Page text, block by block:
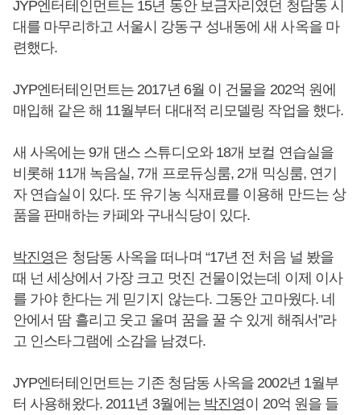
JYP엔터테인먼트는 15년 동안 보금자리였던 청담동 시
대를 마무리하고 서울시 강동구 성내동에 새 사옥을 마
련했다.
JYP엔터테인먼트는 2017년 6월 이 건물을 202억 원에
매입해 같은 해 11월부터 대대적 리모델링 작업을 했다.
새 사옥에는 9개 댄스 스튜디오와 18개 보컬 연습실을
비롯해 11개 녹음실, 7개 프로듀싱룸, 2개 믹싱룸, 연기
자 연습실이 있다. 또 유기농 식재료를 이용해 만드는 상
품을 판매하는 카페와 구내식당이 있다.
박진영은 청담동 사옥을 떠나며 “17년 전 처음 널 봤을
때 넌 세상에서 가장 크고 멋진 건물이었는데 이제 이사
를 가야 한다는 게 믿기지 않는다. 그동안 고마웠다. 네
안에서 땀 흘리고 웃고 울며 꿈을 꿀 수 있게 해줘서”라
고 인스타그램에 소감을 남겼다.
JYP엔터테인먼트는 기존 청담동 사옥을 2002년 1월부
터 사용해왔다. 2011년 3월에는 박진영이 20억 원을 들